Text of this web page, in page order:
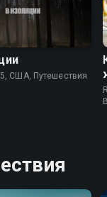
США, Путешествия